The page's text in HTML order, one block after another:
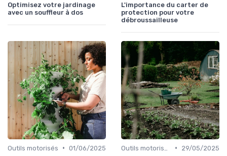
Optimisez votre jardinage
avec un souffleur à dos
L'importance du carter de
protection pour votre
débroussailleuse
Outils motorisés • 01/06/2025
•
29/05/2025